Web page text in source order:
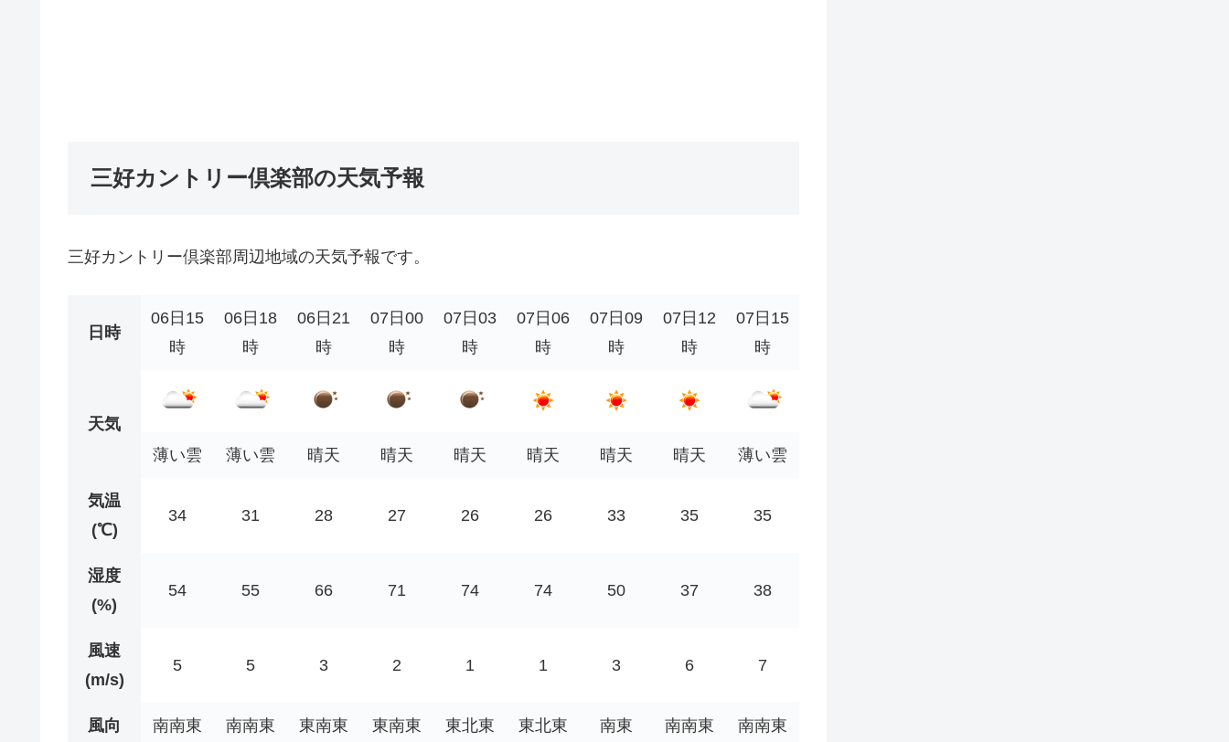
三好カントリー倶楽部の天気予報
三好カントリー倶楽部周辺地域の天気予報です。
日時
06日15
時
06日18
時
06日21
時
07日00
時
07日03
時
07日06
時
07日09
時
07日12
時
07日15
時
天気
薄い雲
薄い雲 晴天 晴天 晴天 晴天 晴天 晴天 薄い雲
気温
(℃)
34 31 28 27 26 26 33 35 35
湿度
(%)
54 55 66 71 74 74 50 37 38
風速
(m/s)
5 5 3 2 1 1 3 6 7
風向 南南東 南南東 東南東 東南東 東北東 東北東 南東 南南東 南南東